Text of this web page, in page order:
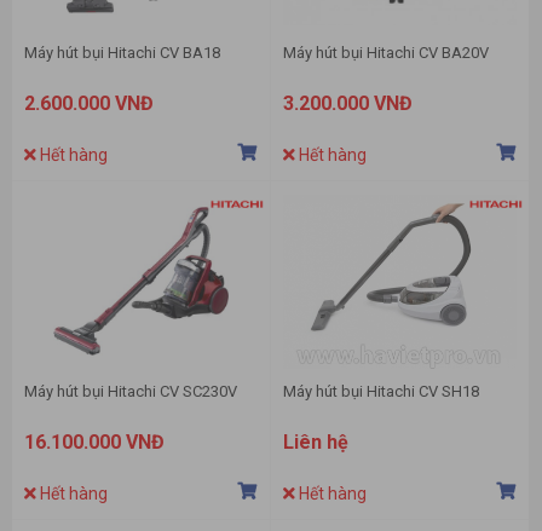
Máy hút bụi Hitachi CV BA18
2.600.000 VNĐ
Hết hàng
Máy hút bụi Hitachi CV BA20V
3.200.000 VNĐ
Hết hàng
Máy hút bụi Hitachi CV SC230V
16.100.000 VNĐ
Hết hàng
Máy hút bụi Hitachi CV SH18
Liên hệ
Hết hàng